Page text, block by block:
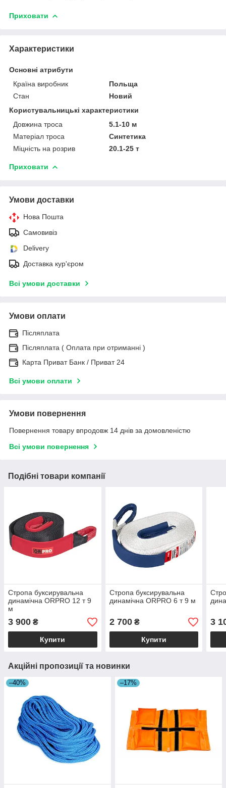
Приховати
Характеристики
Основні атрибути
Країна виробник
Польща
Стан
Новий
Користувальницькі характеристики
Довжина троса
5.1-10 м
Матеріал троса
Синтетика
Міцність на розрив
20.1-25 т
Приховати
Умови доставки
Нова Пошта
Самовивіз
Delivery
Доставка кур'єром
Всі умови доставки
Умови оплати
Післяплата
Післяплата ( Оплата при отриманні )
Карта Приват Банк / Приват 24
Всі умови оплати
Умови повернення
Повернення товару впродовж 14 днів за домовленістю
Всі умови повернення
Подібні товари компанії
Стропа буксирувальна
динамічна ORPRO 12 т 9
м
3 900 ₴
Купити
Стропа буксирувальна
динамічна ORPRO 6 т 9 м
2 700₴
Купити
3
Акційні пропозиції та новинки
–40% –17%